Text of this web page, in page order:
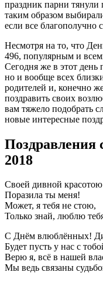
праздник парни
таким образом
если все благополучно
Несмотря на то, что
496, популярным и
Сегодня же в этот день
но и вообще всех
родителей и, конечно
поздравить своих
вам тяжело подобрать
новые интересные
2018
Своей дивной красотою
Поразила ты меня!
Может, я тебя не стою,
Только знай, люблю
С Днём влюблённых!
Будет пусть у нас с
Верю я, всё в нашей
Мы ведь связаны